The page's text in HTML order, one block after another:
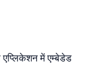
में एम्बेडेड